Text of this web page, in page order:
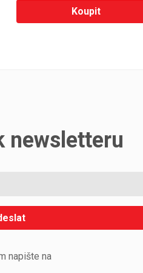
Koupit
newsletteru
napište na